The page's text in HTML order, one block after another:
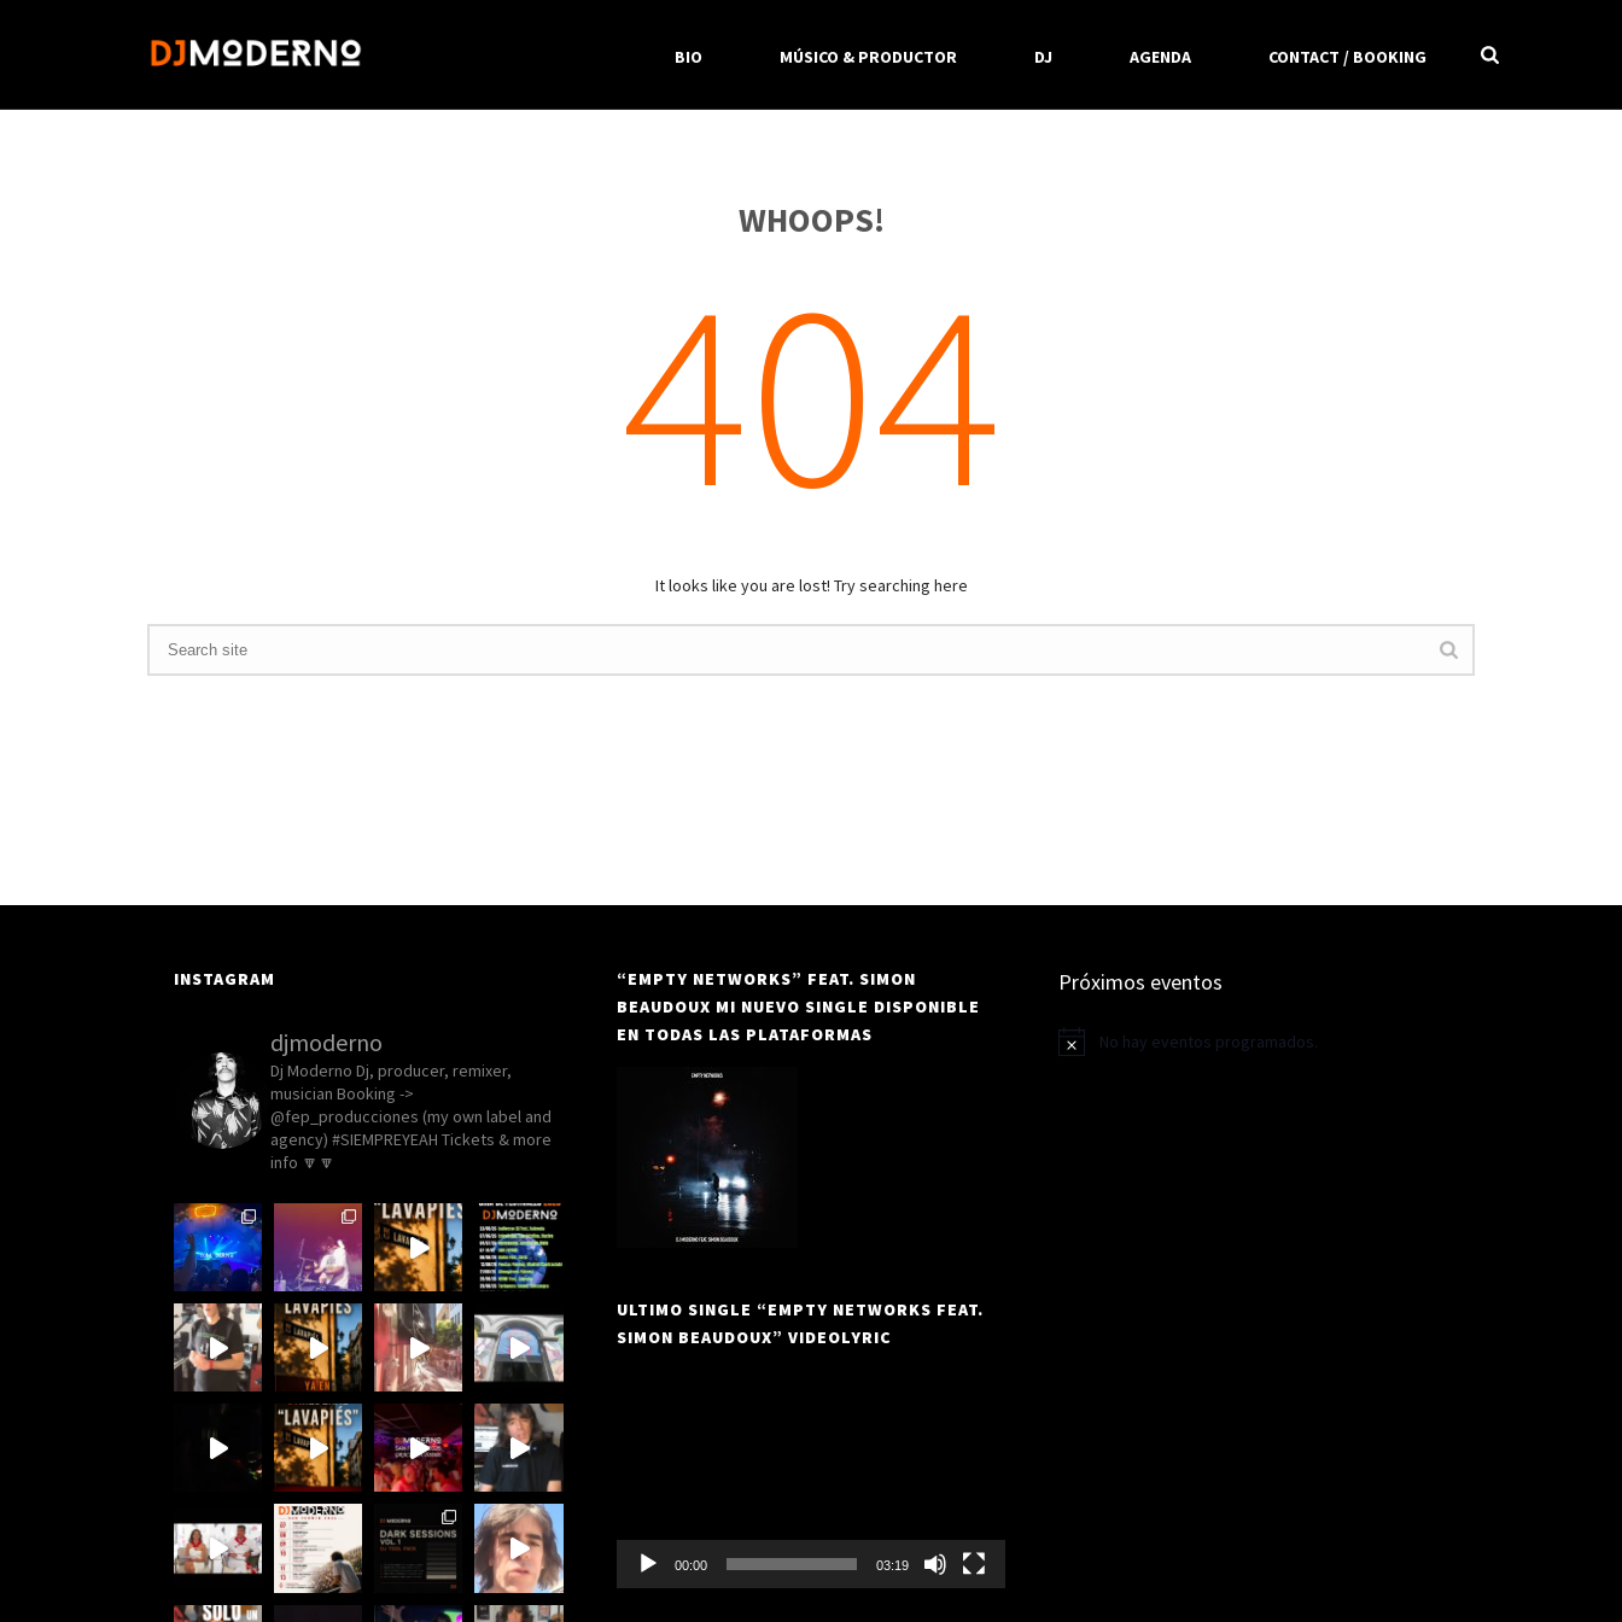
BIO MÚSICO & PRODUCTOR DJ AGENDA CONTACT / BOOKING
WHOOPS!
404
It looks like you are lost! Try searching here
INSTAGRAM
djmoderno
Dj Moderno Dj, producer, remixer,
musician Booking ->
@fep_producciones (my own label and
agency) #SIEMPREYEAH Tickets & more
info 🔽🔽
“EMPTY NETWORKS” FEAT. SIMON
BEAUDOUX MI NUEVO SINGLE DISPONIBLE
EN TODAS LAS PLATAFORMAS
ULTIMO SINGLE “EMPTY NETWORKS FEAT.
SIMON BEAUDOUX” VIDEOLYRIC
00:00 03:19
Próximos eventos
Aviso No hay eventos programados.